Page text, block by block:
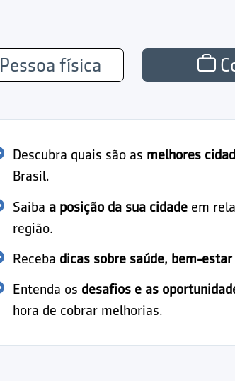
Pessoa física
Descubra quais são as melhores
Brasil.
Saiba a posição da sua cidade em
região.
Receba dicas sobre saúde, bem-estar
Entenda os desafios e as
hora de cobrar melhorias.